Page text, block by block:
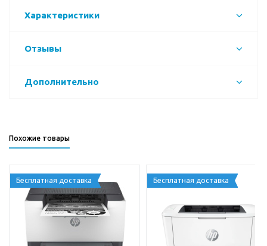
Характеристики
Отзывы
Дополнительно
Похожие товары
Бесплатная доставка Бесплатная доставка